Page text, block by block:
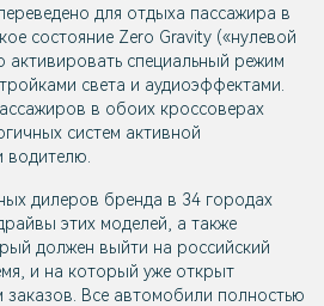
для отдыха пассажира в
состояние Zero Gravity («нулевой
активировать специальный режим
света и аудиоэффектами.
в обоих кроссоверах
систем активной
водителю.
дилеров бренда в 34 городах
этих моделей, а также
должен выйти на российский
и на который уже открыт
заказов. Все автомобили полностью